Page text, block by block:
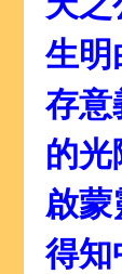
生明
存意
的
啟蒙
得知